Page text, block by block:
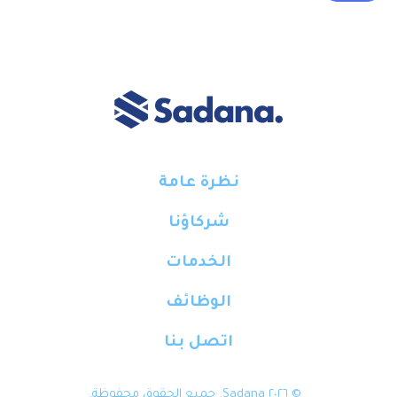
نظرة عامة
شركاؤنا
الخدمات
الوظائف
اتصل بنا